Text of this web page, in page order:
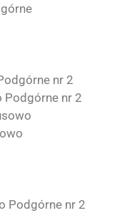
nr 2
Podgórne nr 2
Podgórne nr 2